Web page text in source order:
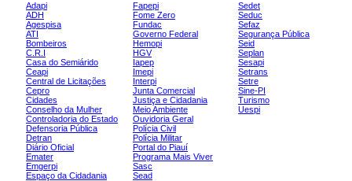
Adapi
ADH
Agespisa
ATI
Bombeiros
C.R.I
Casa do Semiárido
Ceapi
Central de Licitações
Cepro
Cidades
Conselho da Mulher
Controladoria do Estado
Defensoria Pública
Detran
Diário Oficial
Emater
Emgerpi
Espaço da Cidadania
Fapepi
Fome Zero
Fundac
Governo Federal
Hemopi
HGV
Iapep
Imepi
Interpi
Junta Comercial
Justiça e Cidadania
Meio Ambiente
Ouvidoria Geral
Polícia Civil
Polícia Militar
Portal do Piauí
Programa Mais Viver
Sasc
Sead
Sedet
Seduc
Sefaz
Segurança Pública
Seid
Seplan
Sesapi
Setrans
Setre
Sine-PI
Turismo
Uespi